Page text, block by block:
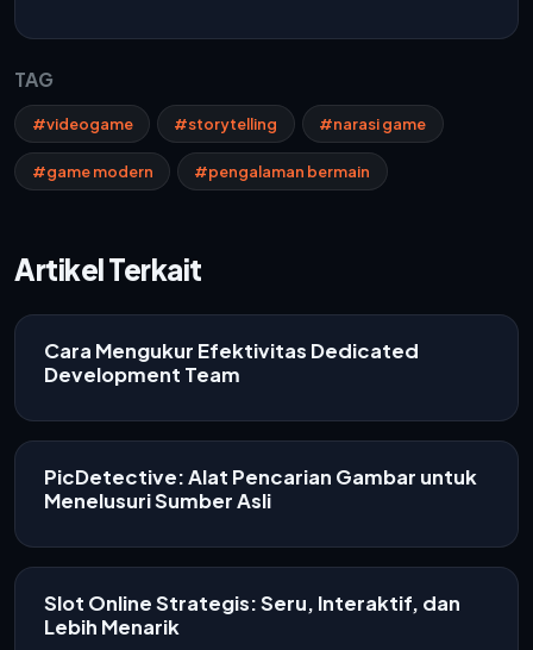
TAG
#videogame #storytelling #narasi game
#game modern #pengalaman bermain
Artikel Terkait
Cara Mengukur Efektivitas Dedicated
Development Team
PicDetective: Alat Pencarian Gambar untuk
Menelusuri Sumber Asli
Slot Online Strategis: Seru, Interaktif, dan
Lebih Menarik